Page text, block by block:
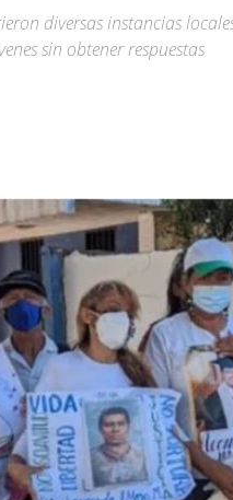
diversas instancias
sin obtener respuestas